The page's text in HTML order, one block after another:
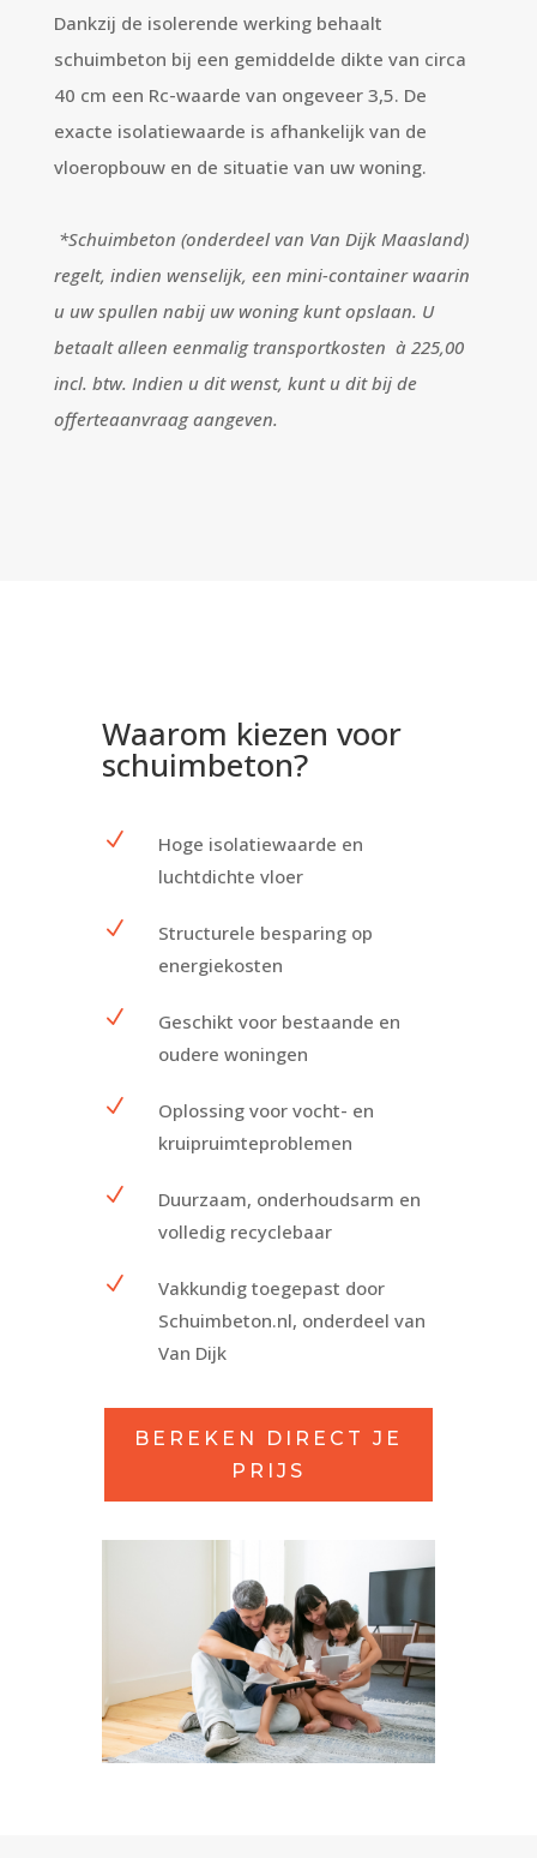
Dankzij de isolerende werking behaalt
schuimbeton bij een gemiddelde dikte van circa
40 cm een Rc-waarde van ongeveer 3,5. De
exacte isolatiewaarde is afhankelijk van de
vloeropbouw en de situatie van uw woning.
*Schuimbeton (onderdeel van Van Dijk Maasland)
regelt, indien wenselijk, een mini-container waarin
u uw spullen nabij uw woning kunt opslaan. U
betaalt alleen eenmalig transportkosten à 225,00
incl. btw. Indien u dit wenst, kunt u dit bij de
offerteaanvraag aangeven.
Waarom kiezen voor
schuimbeton?
N
Hoge isolatiewaarde en
luchtdichte vloer
N
Structurele besparing op
energiekosten
N
Geschikt voor bestaande en
oudere woningen
N
Oplossing voor vocht- en
kruipruimteproblemen
N
Duurzaam, onderhoudsarm en
volledig recyclebaar
N
Vakkundig toegepast door
Schuimbeton.nl, onderdeel van
Van Dijk
BEREKEN DIRECT JE
PRIJS